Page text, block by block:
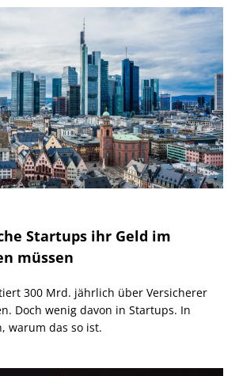
Startups ihr Geld im
müssen
300 Mrd. jährlich über Versicherer
Doch wenig davon in Startups. In
warum das so ist.